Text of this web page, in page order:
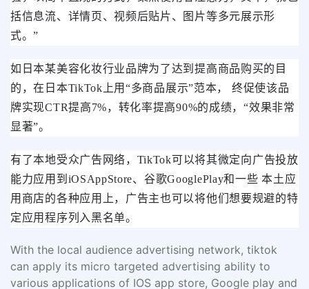
括信息流、详情页、视频后贴片、图片等多元展示形
式。”
如日本某美容化妆行业品牌为了达到提高商品购买的目
的，在日本TikTok上用“多商品展示”范本， 终促使该品
牌实现CTR提高7%，转化率提高90%的成绩，“效果非常
显著”。
有了本地受众广告网络，TikTok可以将其微定向广告投放
能力应用到iOSAppStore、谷歌GooglePlay和一些 本土应
用商店的各种应用上，广告主也可以将他们想要规避的特
定应用程序列入黑名单。
With the local audience advertising network, tiktok
can apply its micro targeted advertising ability to
various applications of IOS app store, Google play and